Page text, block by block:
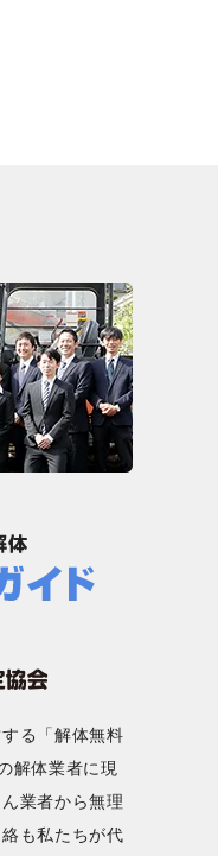
る「解体無料
解体業者に現
業者から無理
も私たちが代